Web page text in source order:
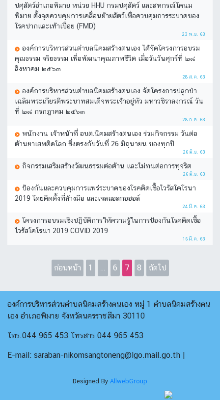
ปศุสัตว์อำเภอพิมาย หน่วย HHU กรมปศุสัตว์ และสหกรณ์โคนม
พิมาย ตั้งจุดควบคุมการเคลื่อนย้ายสัตว์เพื่อควบคุมการระบาดของ
โรคปากและเท้าเปื่อย (FMD)
23 พ.ย. 63
องค์การบริหารส่วนตำบลนิคมสร้างตนเอง ได้จัดโครงการอบรม
คุณธรรม จริยธรรม เพื่อพัฒนาคุณภาพชีวิต เมื่อวันวันศุกร์ที่ ๒๘
สิงหาคม ๒๕๖๓
28 ส.ค. 63
องค์การบริหารส่วนตำบลนิคมสร้างตนเอง จัดโครงการปลูกป่า
เฉลิมพระเกียรติพระบาทสมเด็จพระเจ้าอยู่หัว มหาวชิราลงกรณ์ วัน
ที่ ๒๘ กรกฎาคม ๒๕๖๓
28 ก.ค. 63
พนักงาน เจ้าหน้าที่ อบต.นิคมสร้างตนเอง ร่วมกิจกรรม วันต่อ
ต้านยาเสพติดโลก ซึ่งตรงกับวันที่ 26 มิถุนายน ของทุกปี
26 มิ.ย. 63
กิจกรรมเสริมสร้างวัฒนธรรมต่อต้าน และไม่ทนต่อการทุจริต
26 มิ.ย. 63
ป้องกันและควบคุมการแพร่ระบาดของโรคติดเชื้อไวรัสโคโรนา
2019 โดยติดตั้งที่ล้างมือ และเจลแอลกอฮอล์
24 มี.ค. 63
โครงการอบรมเชิงปฏิบัติการใหัความรู้ในการป้องกันโรคติดเชื้อ
ไวรัสโคโรนา 2019 COVID 2019
16 มี.ค. 63
ก่อนหน้า 1 … 6 7 8 ถัดไป
องค์การบริหารส่วนตำบลนิคมสร้างตนเอง หมู่ 1 ตำบลนิคมสร้างตน
เอง อำเภอพิมาย จังหวัดนครราชสีมา 30110
โทร.044 965 453 โทรสาร 044 965 453
E-mail: saraban-nikomsangtoneng@lgo.mail.go.th |
Designed By AllwebGroup